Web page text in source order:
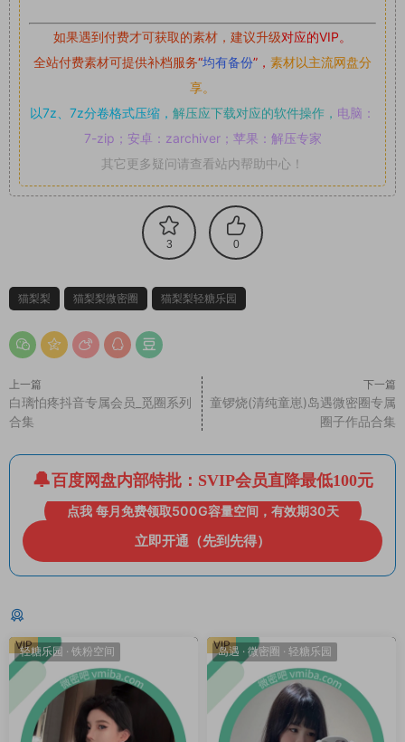
如果遇到付费才可获取的素材，建议升级对应的VIP。
全站付费素材可提供补档服务“均有备份”， 素材以主流网盘分
享。
以7z、7z分卷格式压缩， 解压应下载对应的软件操作， 电脑：
7-zip；安卓：zarchiver；苹果：解压专家
其它更多疑问请查看站内帮助中心！
3 0
猫梨梨 猫梨梨微密圈 猫梨梨轻糖乐园
上一篇
白璃怕疼抖音专属会员_觅圈系列
合集
下一篇
童锣烧(清纯童崽)岛遇微密圈专属
圈子作品合集
百度网盘内部特批：SVIP会员直降最低100元
点我 每月免费领取500G容量空间，有效期30天
立即开通（先到先得）
轻糖乐园 · 铁粉空间
VIP 岛遇 · 微密圈 · 轻糖乐园
VIP